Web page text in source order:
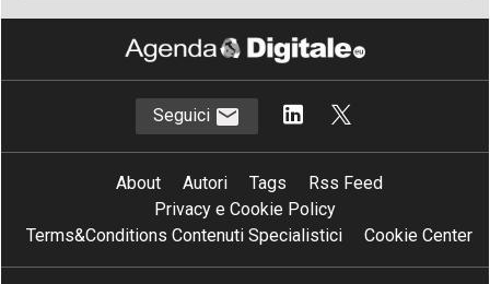
Seguici
About Autori Tags
Rss Feed
Privacy e Cookie Policy
Terms&Conditions Contenuti Specialistici
Cookie Center